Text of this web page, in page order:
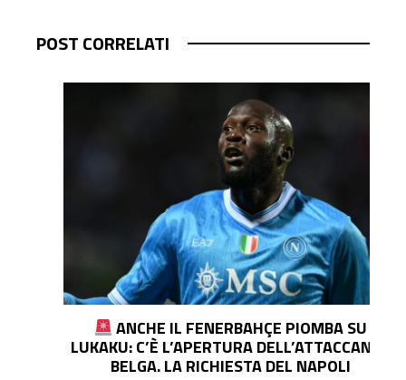
POST CORRELATI
ANCHE IL FENERBAHÇE PIOMBA SU
LUKAKU: C’È L’APERTURA DELL’ATTACCANTE
BELGA. LA RICHIESTA DEL NAPOLI